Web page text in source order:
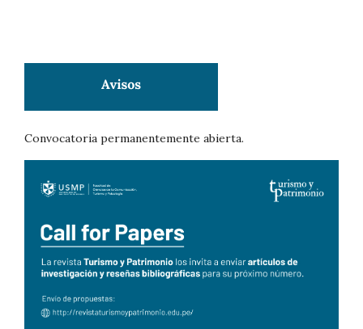
Convocatoria permanentemente abierta.